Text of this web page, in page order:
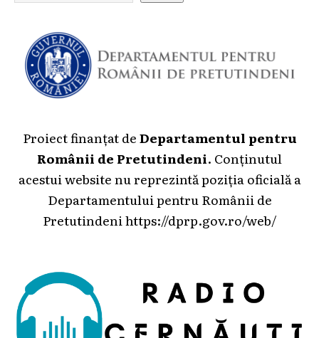
Proiect finanțat deDepartamentul pentru
Românii de Pretutindeni. Conținutul
acestui website nu reprezintă poziția oficială a
Departamentului pentru Românii de
Pretutindeni https://dprp.gov.ro/web/